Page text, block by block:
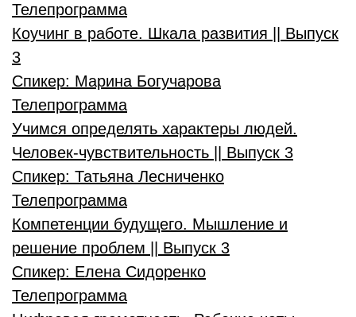
Телепрограмма
Коучинг в работе. Шкала развития || Выпуск
3
Спикер: Марина Богучарова
Телепрограмма
Учимся определять характеры людей.
Человек-чувствительность || Выпуск 3
Спикер: Татьяна Лесниченко
Телепрограмма
Компетенции будущего. Мышление и
решение проблем || Выпуск 3
Спикер: Елена Сидоренко
Телепрограмма